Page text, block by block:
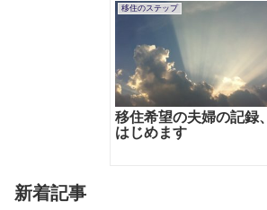
移住のステップ
移住希望の夫婦の記録、
はじめます
新着記事